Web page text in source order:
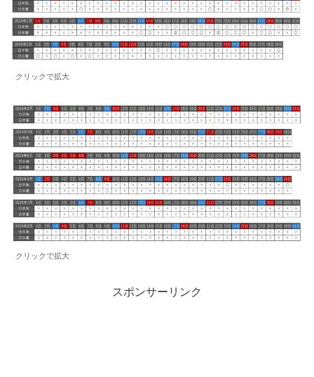
クリックで拡大
クリックで拡大
スポンサーリンク